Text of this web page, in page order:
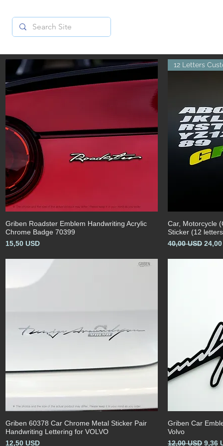
Vista rapida
Griben Roadster Emblem Handwriting Acrylic
Chrome Badge 70399
Prezzo
15,50 USD
12 Letters
Car, Motorcycle
Sticker (12
Prezzo regolare
40,00 USD
Vista rapida
Griben 60378 Car Chrome Metal Sticker Pair
Handwriting Lettering for VOLVO
Prezzo
12,50 USD
Griben Car
Volvo
Prezzo regolare
12,00 USD 9,36